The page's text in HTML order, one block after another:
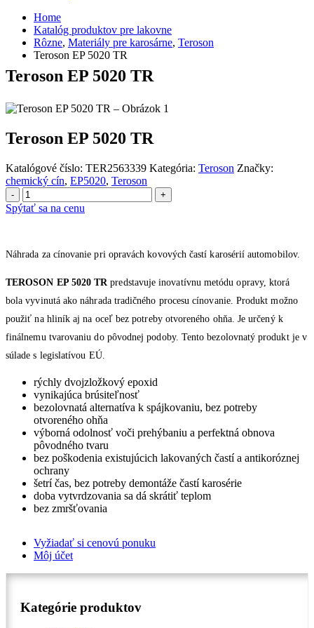
Home
Katalóg produktov pre lakovne
Rôzne, Materiály pre karosárne, Teroson
Teroson EP 5020 TR
Teroson EP 5020 TR
Teroson EP 5020 TR
Katalógové číslo: TER2563339 Kategória: Teroson Značky:
chemický cín, EP5020, Teroson
- +
Spýtať sa na cenu
Náhrada za cínovanie pri opravách kovových častí karosérií automobilov.
TEROSON EP 5020 TR predstavuje inovatívnu metódu opravy, ktorá
bola vyvinutá ako náhrada tradičného procesu cínovanie. Produkt možno
použiť na hliník aj na oceľ bez potreby otvoreného ohňa. Je určený k
finálnemu tvarovaniu do pôvodnej podoby. Tento bezolovnatý produkt je v
súlade s legislatívou EÚ.
rýchly dvojzložkový epoxid
vynikajúca brúsiteľnosť
bezolovnatá alternatíva k spájkovaniu, bez potreby
otvoreného ohňa
výborná odolnosť voči prehýbaniu a perfektná obnova
pôvodného tvaru
bez poškodenia existujúcich lakovaných častí a antikoróznej
ochrany
šetrí čas, bez potreby demontáže častí karosérie
doba vytvrdzovania sa dá skrátiť teplom
bez zmršťovania
Vyžiadať si cenovú ponuku
Môj účet
Kategórie produktov